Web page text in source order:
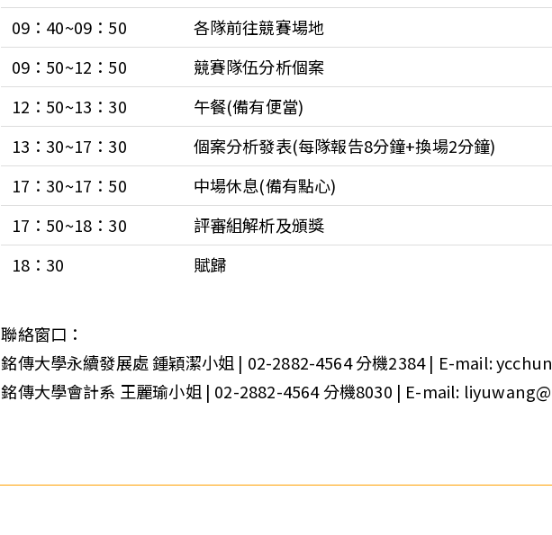
09：40~09：50
各隊前往競賽場地
09：50~12：50
競賽隊伍分析個案
12：50~13：30
午餐(備有便當)
13：30~17：30
個案分析發表(每隊報告8分鐘+換場2分鐘)
17：30~17：50
中場休息(備有點心)
17：50~18：30
評審組解析及頒獎
18：30
賦歸
聯絡窗口：
銘傳大學永續發展處 鍾穎潔小姐 | 02-2882-4564 分機2384 | E-mail:
銘傳大學會計系 王麗瑜小姐 | 02-2882-4564 分機8030 | E-mail: